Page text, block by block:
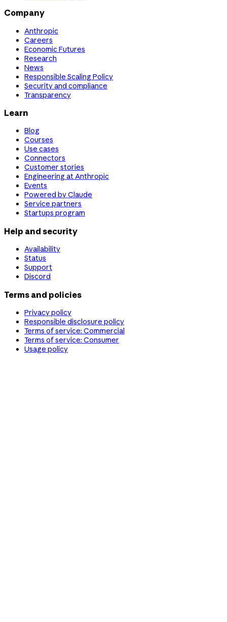
Company
Anthropic
Careers
Economic Futures
Research
News
Responsible Scaling Policy
Security and compliance
Transparency
Learn
Blog
Courses
Use cases
Connectors
Customer stories
Engineering at Anthropic
Events
Powered by Claude
Service partners
Startups program
Help and security
Availability
Status
Support
Discord
Terms and policies
Privacy policy
Responsible disclosure policy
Terms of service: Commercial
Terms of service: Consumer
Usage policy